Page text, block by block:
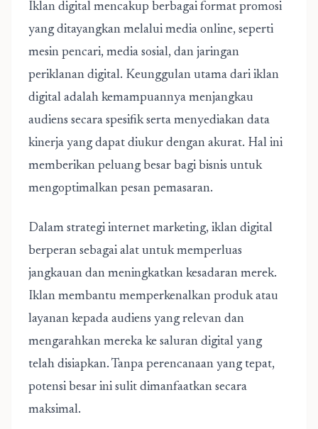
Iklan digital mencakup berbagai format promosi
yang ditayangkan melalui media online, seperti
mesin pencari, media sosial, dan jaringan
periklanan digital. Keunggulan utama dari iklan
digital adalah kemampuannya menjangkau
audiens secara spesifik serta menyediakan data
kinerja yang dapat diukur dengan akurat. Hal ini
memberikan peluang besar bagi bisnis untuk
mengoptimalkan pesan pemasaran.
Dalam strategi internet marketing, iklan digital
berperan sebagai alat untuk memperluas
jangkauan dan meningkatkan kesadaran merek.
Iklan membantu memperkenalkan produk atau
layanan kepada audiens yang relevan dan
mengarahkan mereka ke saluran digital yang
telah disiapkan. Tanpa perencanaan yang tepat,
potensi besar ini sulit dimanfaatkan secara
maksimal.